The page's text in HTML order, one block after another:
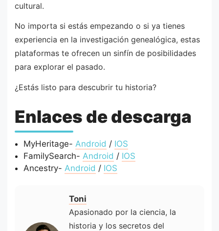
cultural.
No importa si estás empezando o si ya tienes
experiencia en la investigación genealógica, estas
plataformas te ofrecen un sinfín de posibilidades
para explorar el pasado.
¿Estás listo para descubrir tu historia?
Enlaces de descarga
MyHeritage- Android / IOS
FamilySearch- Android / IOS
Ancestry- Android / IOS
Toni
Apasionado por la ciencia, la
historia y los secretos del